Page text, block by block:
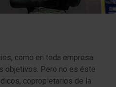
como en toda empresa
objetivos. Pero no es éste
copropietarios de la